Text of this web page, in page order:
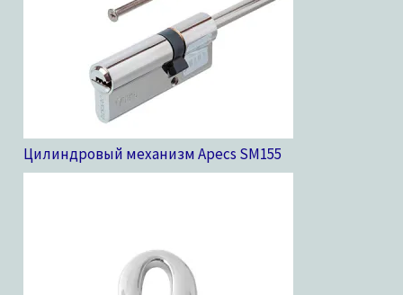
Цилиндровый механизм Apecs SM155